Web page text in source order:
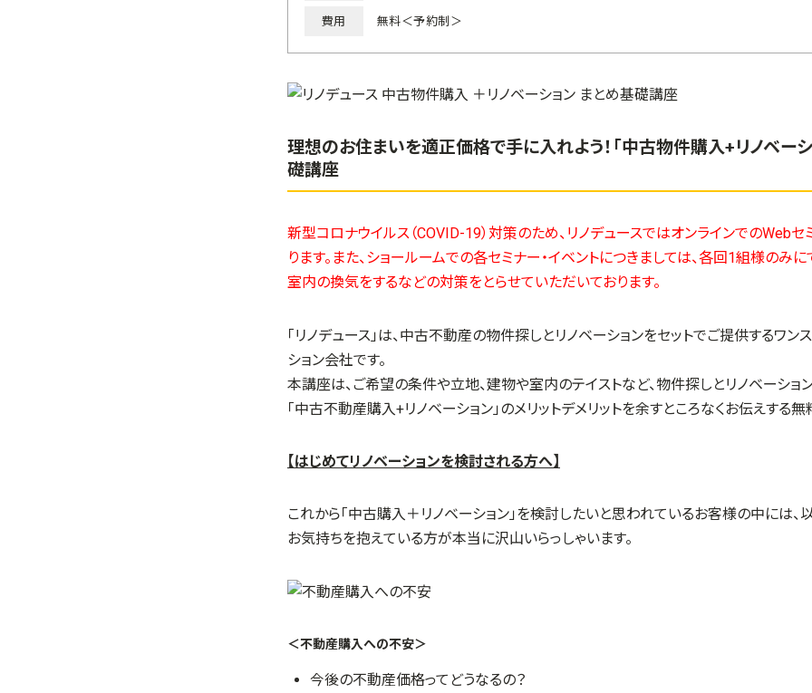
費用 無料＜予約制＞
理想のお住まいを適正価格で手に入れよう！「中古物件購入+リノベーシ
礎講座
新型コロナウイルス（COVID-19）対策のため、リノデュースではオンラインでのWeb
ります。また、ショールームでの各セミナー・イベントにつきましては、各回1組様のみ
室内の換気をするなどの対策をとらせていただいております。
「リノデュース」は、中古不動産の物件探しとリノベーションをセットでご提供するワン
ション会社です。
本講座は、ご希望の条件や立地、建物や室内のテイストなど、物件探しとリノベーショ
「中古不動産購入+リノベーション」のメリットデメリットを余すところなくお伝えする無
【はじめてリノベーションを検討される方へ】
これから「中古購入＋リノベーション」を検討したいと思われているお客様の中には、
お気持ちを抱えている方が本当に沢山いらっしゃいます。
＜不動産購入への不安＞
今後の不動産価格ってどうなるの？